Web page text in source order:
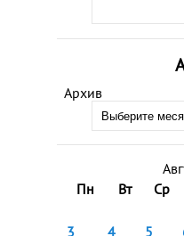
Архив
Пн
Вт Ср
3
4 5